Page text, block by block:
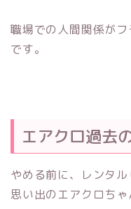
職場での人間関係が
です。
エアクロ過去
やめる前に、レンタ
思い出のエアクロち